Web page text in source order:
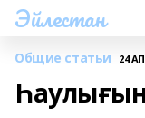
Эйлестан
Общие статьи 24